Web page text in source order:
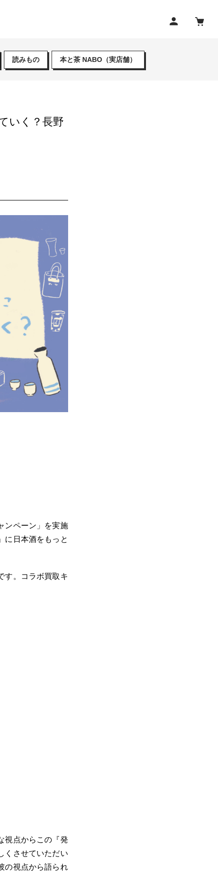
読みもの 本と茶 NABO（実店舗）
いく？長野
ンペーン」を実施
に日本酒をもっと
す。コラボ買取キ
視点からこの『発
くさせていただい
の視点から語られ